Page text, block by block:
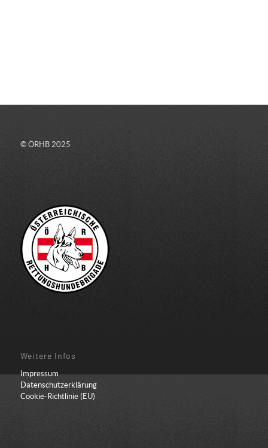
© ÖRHB 2025
Weitere Infos
Impressum
Datenschutzerklärung
Cookie-Richtlinie (EU)